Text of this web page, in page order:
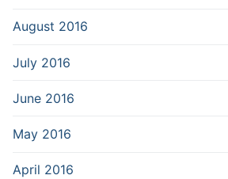
August 2016
July 2016
June 2016
May 2016
April 2016